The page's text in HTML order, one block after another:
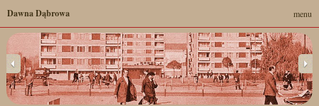
Dawna Dąbrowa menu